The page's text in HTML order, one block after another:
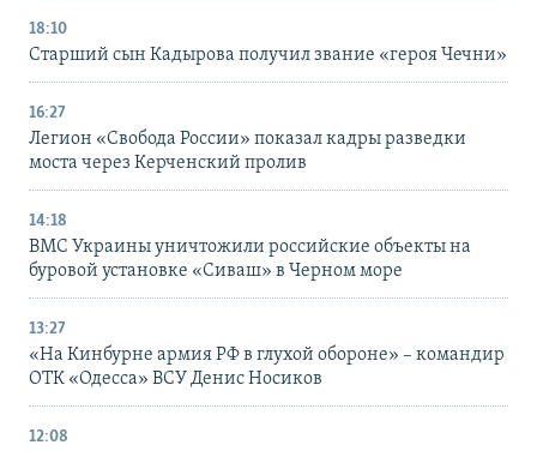
18:10
Старший сын Кадырова получил звание «героя Чечни»
16:27
Легион «Свобода России» показал кадры разведки
моста через Керченский пролив
14:18
ВМС Украины уничтожили российские объекты на
буровой установке «Сиваш» в Черном море
13:27
«На Кинбурне армия РФ в глухой обороне» – командир
ОТК «Одесса» ВСУ Денис Носиков
12:08